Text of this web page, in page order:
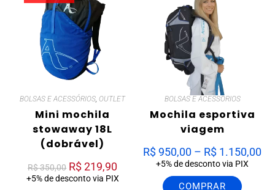
BOLSAS E ACESSÓRIOS,OUTLET
Mini mochila
stowaway 18L
(dobrável)
R$350,00 R$219,90
+5% de desconto via PIX
BOLSAS E ACESSÓRIOS
Mochila esportiva
viagem
R$ 950,00 – R$ 1.150,00
+5% de desconto via PIX
COMPRAR